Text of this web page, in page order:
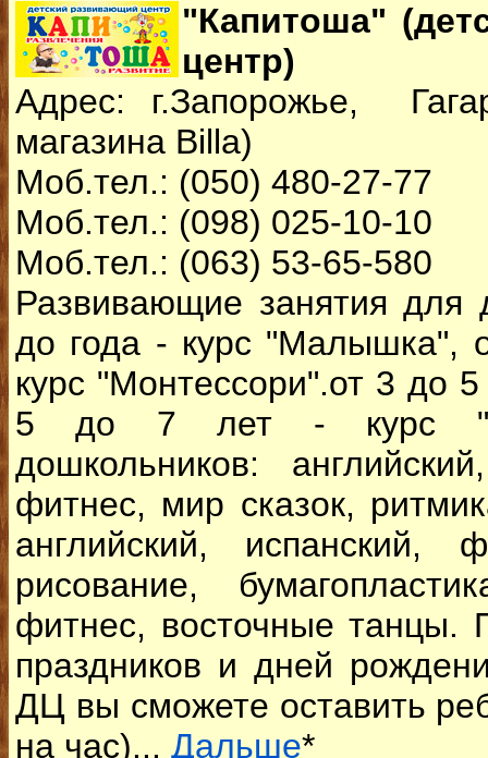
"Капитоша"
центр)
Адрес: г.Запорожье,
магазина Billa)
Моб.тел.: (050) 480-27-77
Моб.тел.: (098) 025-10-10
Моб.тел.: (063) 53-65-580
Развивающие занятия для
до года - курс "Малышка",
курс "Монтессори".от 3 до
5 до 7 лет - курс
дошкольников:
фитнес, мир сказок,
английский, испанский,
рисование,
фитнес, восточные танцы.
праздников и дней
ДЦ вы сможете оставить
на час)... Дальше*